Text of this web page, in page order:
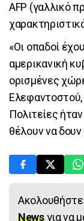
AFP (γαλλικό
«Οι οπαδοί
αμερικανική
ορισμένες
Πολιτείες
θέλουν να
Newsγια να